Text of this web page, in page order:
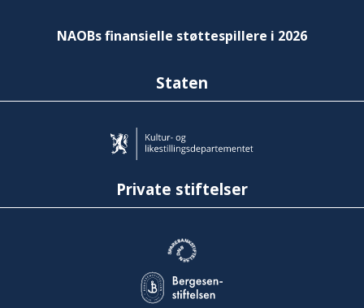
NAOBs finansielle støttespillere i 2026
Staten
Private stiftelser